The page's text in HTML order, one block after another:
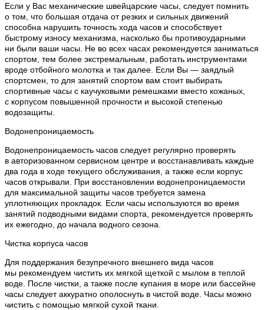
Если у Вас механические швейцарские часы, следует помнить
о том, что большая отдача от резких и сильных движений
способна нарушить точность хода часов и способствует
быстрому износу механизма, насколько бы противоударными
ни были ваши часы. Не во всех часах рекомендуется заниматься
спортом, тем более экстремальным, работать инструментами
вроде отбойного молотка и так далее. Если Вы — заядлый
спортсмен, то для занятий спортом вам стоит выбирать
спортивные часы с каучуковыми ремешками вместо кожаных,
с корпусом повышенной прочности и высокой степенью
водозащиты.
Водонепроницаемость
Водонепроницаемость часов следует регулярно проверять
в авторизованном сервисном центре и восстанавливать каждые
два года в ходе текущего обслуживания, а также если корпус
часов открывали. При восстановлении водонепроницаемости
для максимальной защиты часов требуется замена
уплотняющих прокладок. Если часы используются во время
занятий подводными видами спорта, рекомендуется проверять
их ежегодно, до начала водного сезона.
Чистка корпуса часов
Для поддержания безупречного внешнего вида часов
мы рекомендуем чистить их мягкой щеткой с мылом в теплой
воде. После чистки, а также после купания в море или бассейне
часы следует аккуратно ополоснуть в чистой воде. Часы можно
чистить с помощью мягкой сухой ткани.